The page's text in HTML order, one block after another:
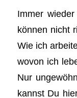
Immer
können nicht
Wie ich
wovon ich
Nur
kannst Du